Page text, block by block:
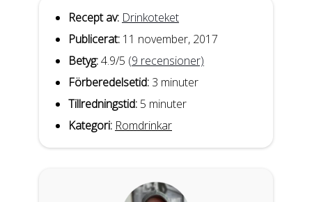
Recept av: Drinkoteket
Publicerat: 11 november, 2017
Betyg:4.9/5 (9 recensioner)
Förberedelsetid: 3 minuter
Tillredningstid: 5 minuter
Kategori: Romdrinkar